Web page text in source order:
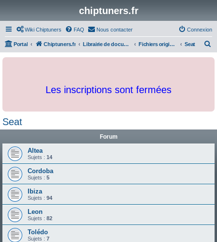
chiptuners.fr
Wiki Chiptuners FAQ Nous contacter Connexion
Portal Chiptuners.fr Librairie de documents et originaux Fichiers originaux Seat
c
Les inscriptions sont fermées
Seat
Forum
Altea
Sujets : 14
Cordoba
Sujets : 5
Ibiza
Sujets : 94
Leon
Sujets : 82
Tolédo
Sujets : 7